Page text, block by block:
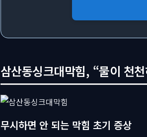
삼산동싱크대막힘, “물이 천
무시하면 안 되는 막힘 초기 증상